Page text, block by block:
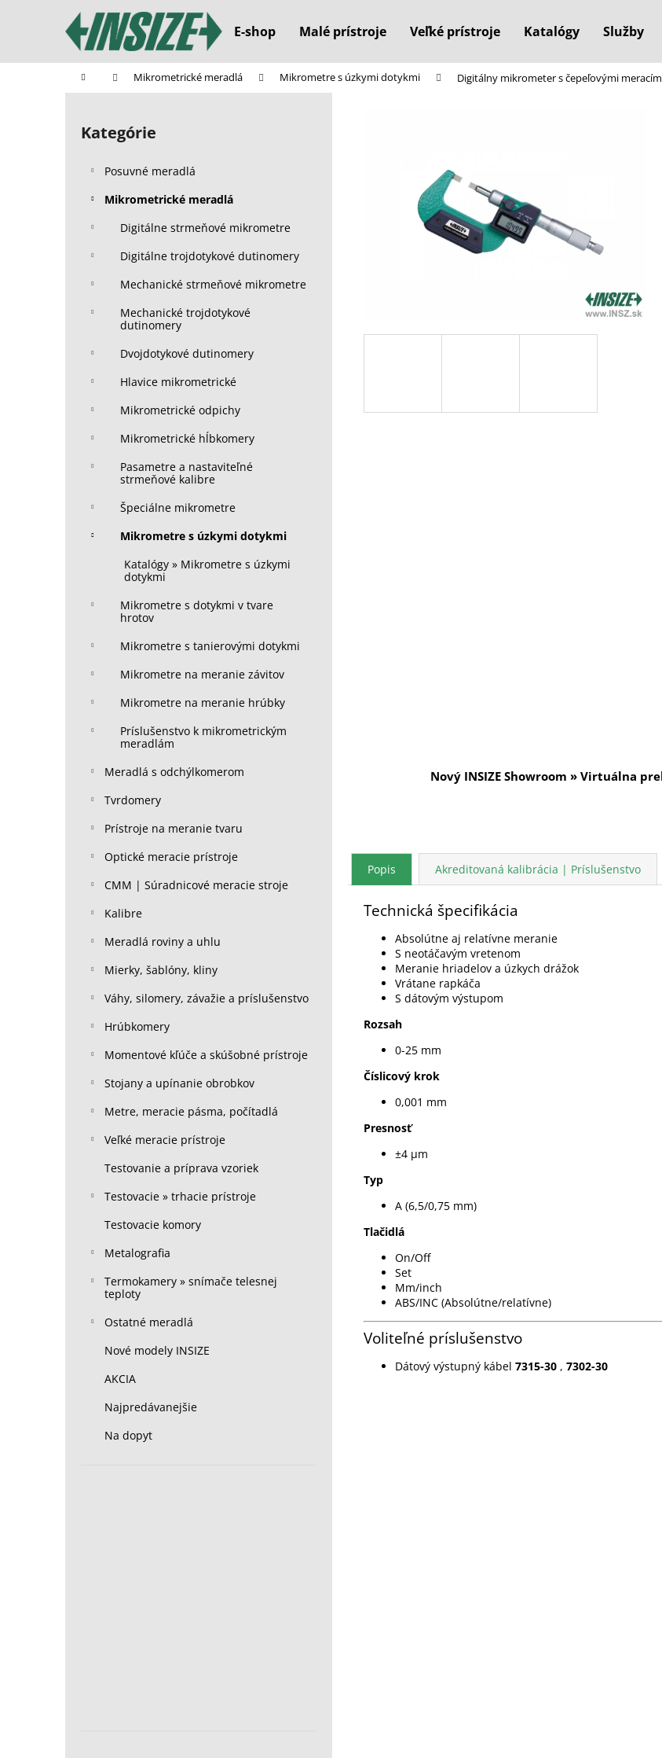
E-shop Malé prístroje Veľké prístroje Katalógy Služby
Domov Mikrometrické meradlá Mikrometre s úzkymi dotykmi Digitálny mikrometer s čepeľovými
B
Preskočiť
kategórie
Kategórie
Posuvné meradlá
Mikrometrické meradlá
Digitálne strmeňové mikrometre
Digitálne trojdotykové dutinomery
Mechanické strmeňové mikrometre
Mechanické trojdotykové
dutinomery
Dvojdotykové dutinomery
Hlavice mikrometrické
Mikrometrické odpichy
Mikrometrické hĺbkomery
Pasametre a nastaviteľné
strmeňové kalibre
Špeciálne mikrometre
Mikrometre s úzkymi dotykmi
Katalógy » Mikrometre s úzkymi
dotykmi
Mikrometre s dotykmi v tvare
hrotov
Mikrometre s tanierovými dotykmi
Mikrometre na meranie závitov
Mikrometre na meranie hrúbky
Príslušenstvo k mikrometrickým
meradlám
Meradlá s odchýlkomerom
Tvrdomery
Prístroje na meranie tvaru
Optické meracie prístroje
CMM | Súradnicové meracie stroje
Kalibre
Meradlá roviny a uhlu
Mierky, šablóny, kliny
Váhy, silomery, závažie a príslušenstvo
Hrúbkomery
Momentové kľúče a skúšobné prístroje
Stojany a upínanie obrobkov
Metre, meracie pásma, počítadlá
Veľké meracie prístroje
Testovanie a príprava vzoriek
Testovacie » trhacie prístroje
Testovacie komory
Metalografia
Termokamery » snímače telesnej
teploty
Ostatné meradlá
Nové modely INSIZE
AKCIA
Najpredávanejšie
Na dopyt
Nový INSIZE Showroom » Virtuálna
Popis Akreditovaná kalibrácia | Príslušenstvo
Technická špecifikácia
Absolútne aj relatívne meranie
S neotáčavým vretenom
Meranie hriadelov a úzkych drážok
Vrátane rapkáča
S dátovým výstupom
Rozsah
0-25 mm
Číslicový krok
0,001 mm
Presnosť
±4 µm
Typ
A (6,5/0,75 mm)
Tlačidlá
On/Off
Set
Mm/inch
ABS/INC (Absolútne/relatívne)
Voliteľné príslušenstvo
Dátový výstupný kábel 7315-30 , 7302-30
í
Späť
do
Späť
do
Čo potrebujete nájsť?
Odporúčame